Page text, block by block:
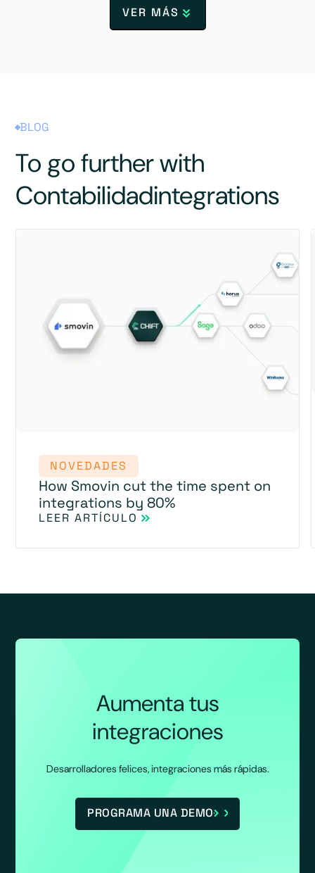
VER MÁS
BLOG
To go further with
Contabilidadintegrations
NOVEDADES
How Smovin cut the time spent on
integrations by 80%
LEER ARTÍCULO
Aumenta tus
integraciones
Desarrolladores felices, integraciones más rápidas.
PROGRAMA UNA DEMO